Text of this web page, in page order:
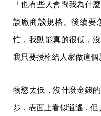
「也有些人會問我為什
談廠商談規格、後續要
忙，我動能真的很低，
我只要授權給人家做這個
物慾太低，沒什麼金錢
步，表面上看似逍遙，但